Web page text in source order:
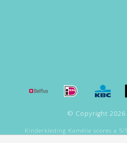
© Copyright
Kinderkleding Kamélie scores a 5/